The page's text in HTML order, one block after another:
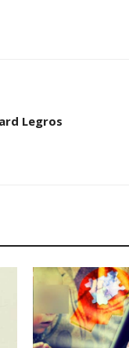
Legros